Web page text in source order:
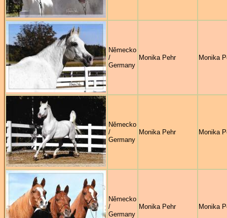
Německo
/
Germany
Monika Pehr Monika
Německo
/
Germany
Monika Pehr Monika
Německo
/
Germany
Monika Pehr Monika